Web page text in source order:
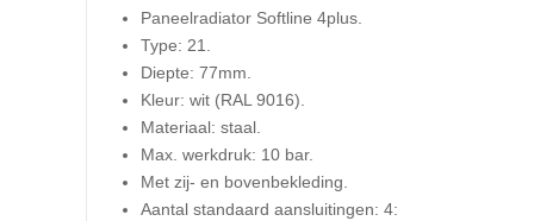
Paneelradiator Softline 4plus.
Type: 21.
Diepte: 77mm.
Kleur: wit (RAL 9016).
Materiaal: staal.
Max. werkdruk: 10 bar.
Met zij- en bovenbekleding.
Aantal standaard aansluitingen: 4: